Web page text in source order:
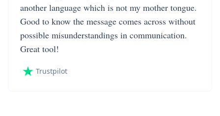
another language which is not my mother tongue.
Good to know the message comes across without
possible misunderstandings in communication.
Great tool!
Trustpilot